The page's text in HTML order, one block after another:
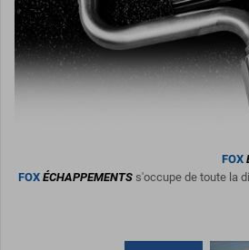
FOX
FOX ÉCHAPPEMENTSs'occupe de toute la